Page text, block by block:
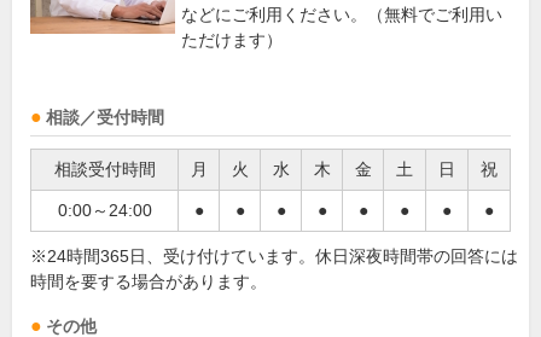
などにご利用ください。（無料でご利用い
ただけます）
相談／受付時間
相談受付時間 月 火 水 木 金 土 日 祝
0:00～24:00 ● ● ● ● ● ● ● ●
※24時間365日、受け付けています。休日深夜時間帯の回答には
時間を要する場合があります。
その他